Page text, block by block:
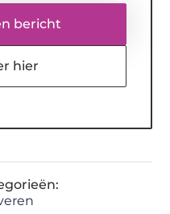
bericht
hier